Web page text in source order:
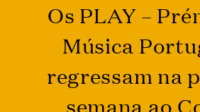
Os PLAY –
Música
regressam na
semana ao